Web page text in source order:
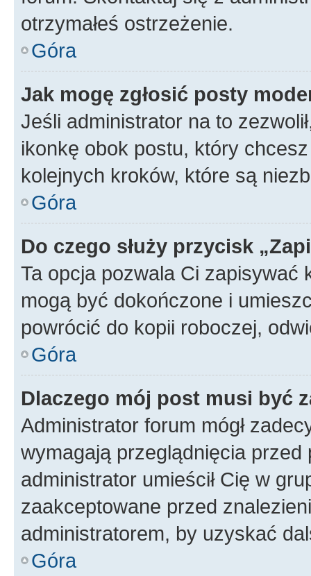
otrzymałeś ostrzeżenie.
Góra
Jak mogę zgłosić posty
Jeśli administrator na to
ikonkę obok postu, który
kolejnych kroków, które są
Góra
Do czego służy przycisk
Ta opcja pozwala Ci zapisywać
mogą być dokończone i
powrócić do kopii roboczej,
Góra
Dlaczego mój post musi być
Administrator forum mógł
wymagają przeglądnięcia
administrator umieścił Cię w
zaakceptowane przed
administratorem, by uzyskać
Góra